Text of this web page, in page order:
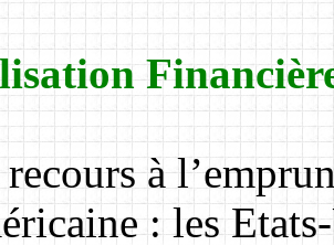
à
: les